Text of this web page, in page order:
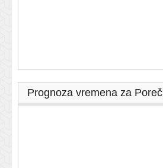
Prognoza vremena za Poreč